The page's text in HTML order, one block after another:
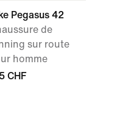
Pegasus 42
de
sur route
homme
CHF